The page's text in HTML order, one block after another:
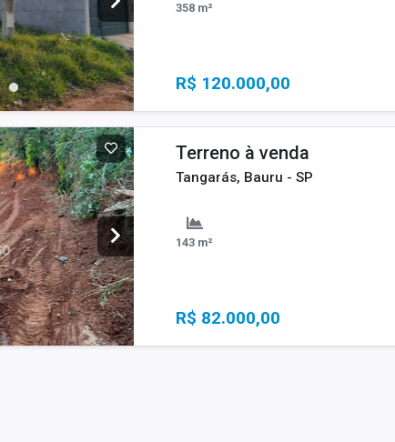
358 m²
R$ 120.000,00
Terreno à venda
Tangarás, Bauru - SP
143 m²
R$ 82.000,00